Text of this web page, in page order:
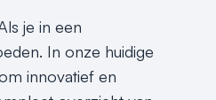
je in een
In onze huidige
innovatief en